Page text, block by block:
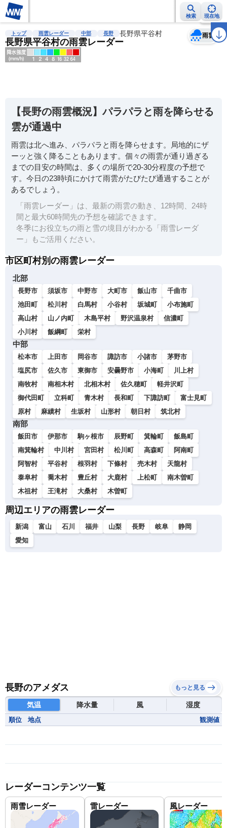
検索 現在地
雨雲レーダー 台風情報 地震情報 警報・注意報 2週間天気 ラ
トップ 雨雲レーダー 中部 長野 長野県平谷村
長野県平谷村の雨雲レーダー
雨雲
天気 台風
【長野の雨雲概況】パラパラと雨を降らせる
雲が通過中
雨雲は北へ進み、パラパラと雨を降らせます。局地的にザ
ーッと強く降ることもあります。個々の雨雲が通り過ぎる
までの目安の時間は、多くの場所で20-30分程度の予想で
す。今日の23時頃にかけて雨雲がたびたび通過することが
あるでしょう。
「雨雲レーダー」は、最新の雨雲の動き、12時間、24時
間と最大60時間先の予想を確認できます。
冬季にお役立ちの雨と雪の境目がわかる「雨雪レーダ
ー」もご活用ください。
市区町村別の雨雲レーダー
北部
長野市 須坂市 中野市 大町市 飯山市
千曲市
池田町
松川村 白馬村 小谷村 坂城町
小布施町
高山村
山ノ内町 木島平村 野沢温泉村
信濃町
小川村
飯綱町 栄村
中部
松本市 上田市 岡谷市 諏訪市 小諸市
茅野市
塩尻市
佐久市 東御市 安曇野市 小海町
川上村
南牧村
南相木村 北相木村 佐久穂町
軽井沢町
御代田町
立科町 青木村 長和町 下諏訪町
富士見町
原村
麻績村 生坂村 山形村 朝日村 筑北村
南部
飯田市 伊那市 駒ヶ根市 辰野町 箕輪町
飯島町
南箕輪村
中川村 宮田村 松川町 高森町
阿南町
阿智村
平谷村 根羽村 下條村 売木村
天龍村
泰阜村
喬木村 豊丘村 大鹿村 上松町
南木曽町
木祖村
王滝村 大桑村 木曽町
周辺エリアの雨雲レーダー
新潟 富山 石川 福井 山梨 長野 岐阜
静岡
愛知
長野のアメダス もっと見る
気温 降水量 風 湿度
順位 地点 観測値
レーダーコンテンツ一覧
雨雪レーダー 雷レーダー 風レーダー